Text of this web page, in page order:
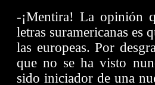
-¡Mentira! La opinión
letras suramericanas es
las europeas. Por
que no se ha visto
sido iniciador de una